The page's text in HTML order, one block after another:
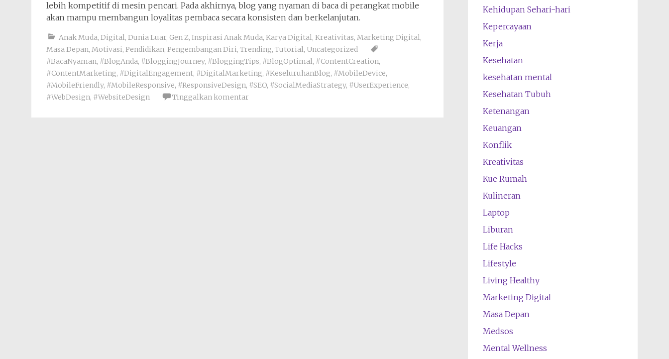
lebih kompetitif di mesin pencari. Pada akhirnya, blog yang nyaman di baca di perangkat mobile
akan mampu membangun loyalitas pembaca secara konsisten dan berkelanjutan.
Anak Muda, Digital, Dunia Luar, Gen Z, Inspirasi Anak Muda, Karya Digital, Kreativitas, Marketing Digital,
Masa Depan, Motivasi, Pendidikan, Pengembangan Diri, Trending, Tutorial, Uncategorized
#BacaNyaman, #BlogAnda, #BloggingJourney, #BloggingTips, #BlogOptimal, #ContentCreation,
#ContentMarketing, #DigitalEngagement, #DigitalMarketing, #KeseluruhanBlog, #MobileDevice,
#MobileFriendly, #MobileResponsive, #ResponsiveDesign, #SEO, #SocialMediaStrategy, #UserExperience,
#WebDesign, #WebsiteDesign Tinggalkan komentar
Kehidupan Sehari-hari
Kepercayaan
Kerja
Kesehatan
kesehatan mental
Kesehatan Tubuh
Ketenangan
Keuangan
Konflik
Kreativitas
Kue Rumah
Kulineran
Laptop
Liburan
Life Hacks
Lifestyle
Living Healthy
Marketing Digital
Masa Depan
Medsos
Mental Wellness